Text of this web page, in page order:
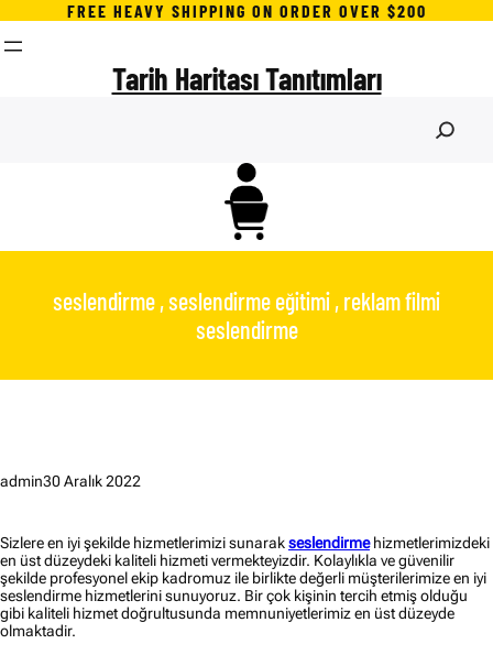
geç
FREE HEAVY SHIPPING ON ORDER OVER $200
Tarih Haritası Tanıtımları
seslendirme , seslendirme eğitimi , reklam filmi
seslendirme
admin30 Aralık 2022
Sizlere en iyi şekilde hizmetlerimizi sunarakseslendirmehizmetlerimizdeki
en üst düzeydeki kaliteli hizmeti vermekteyizdir. Kolaylıkla ve güvenilir
şekilde profesyonel ekip kadromuz ile birlikte değerli müşterilerimize en iyi
seslendirme hizmetlerini sunuyoruz. Bir çok kişinin tercih etmiş olduğu
gibi kaliteli hizmet doğrultusunda memnuniyetlerimiz en üst düzeyde
olmaktadir.